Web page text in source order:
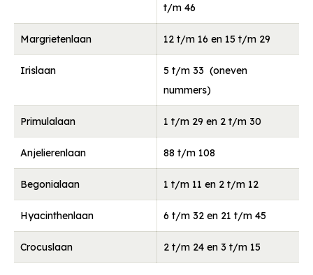
t/m 46
Margrietenlaan 12 t/m 16 en 15 t/m 29
Irislaan
5 t/m 33 (oneven
nummers)
Primulalaan 1 t/m 29 en 2 t/m 30
Anjelierenlaan 88 t/m 108
Begonialaan 1 t/m 11 en 2 t/m 12
Hyacinthenlaan 6 t/m 32 en 21 t/m 45
Crocuslaan 2 t/m 24 en 3 t/m 15